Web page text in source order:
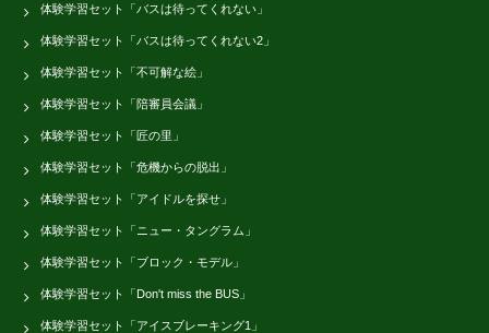
体験学習セット「バスは待ってくれない」
体験学習セット「バスは待ってくれない2」
体験学習セット「不可解な絵」
体験学習セット「陪審員会議」
体験学習セット「匠の里」
体験学習セット「危機からの脱出」
体験学習セット「アイドルを探せ」
体験学習セット「ニュー・タングラム」
体験学習セット「ブロック・モデル」
体験学習セット「Don't miss the BUS」
体験学習セット「アイスブレーキング1」